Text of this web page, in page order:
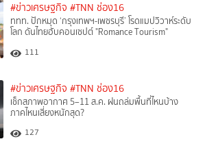
#ข่าวเศรษฐกิจ #TNN ช่อง16
ททท. ปักหมุด ‘กรุงเทพฯ-เพชรบุรี’ โรดแมปวิวาห์ระดับ
โลก ดันไทยฮับคอนเซปต์ "Romance Tourism"
111
#ข่าวเศรษฐกิจ #TNN ช่อง16
เช็กสภาพอากาศ 5–11 ส.ค. ฝนถล่มพื้นที่ไหนบ้าง
ภาคไหนเสี่ยงหนักสุด?
127